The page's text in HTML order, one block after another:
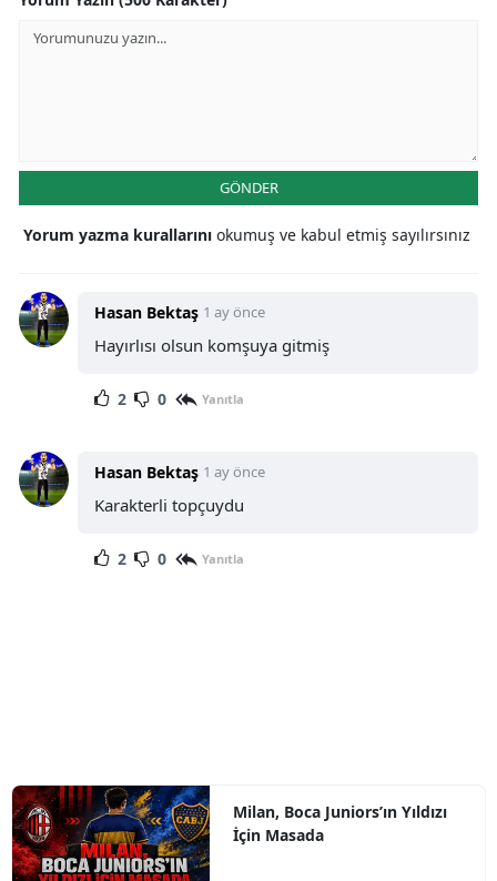
GÖNDER
Yorum yazma kurallarını okumuş ve kabul etmiş sayılırsınız
Hasan Bektaş 1 ay önce
Hayırlısı olsun komşuya gitmiş
2 0 Yanıtla
Hasan Bektaş 1 ay önce
Karakterli topçuydu
2 0 Yanıtla
Milan, Boca Juniors’ın Yıldızı
İçin Masada